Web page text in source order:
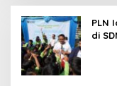
PLN
di